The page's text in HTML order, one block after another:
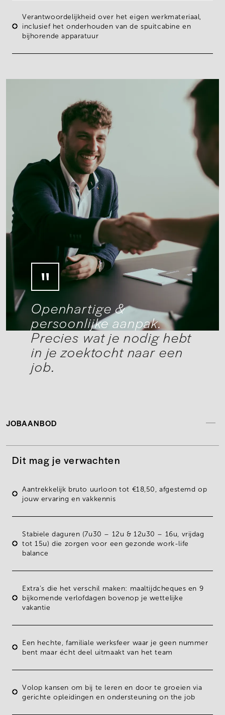
Verantwoordelijkheidover het eigen werkmateriaal
inclusief het onderhouden van de spuitcabine en
bijhorende apparatuur
Openhartige &
persoonlijke aanpak.
Precies wat je nodig hebt
in je zoektocht naar een
job.
JOBAANBOD
Dit mag je verwachten
Aantrekkelijk bruto uurloon tot €18,50
, afgestemd op
jouw ervaring en vakkennis
Stabieledaguren (7u30 – 12u & 12u30 – 16u, vrijdag
tot 15u) die zorgen voor een gezonde work-life
balance
Extra’s die het verschil maken: maaltijdcheques en 9
bijkomende verlofdagen bovenop je wettelijke
vakantie
Een hechte, familiale werksfeer waar je geen nummer
bent maar écht deel uitmaakt van het team
Volop kansen om bij te leren en door te groeien via
gerichteopleidingenen ondersteuningon the job